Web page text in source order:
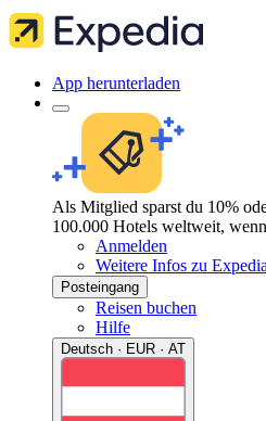
App herunterladen
Als Mitglied sparst du 10%
100.000 Hotels weltweit,
Anmelden
Weitere Infos zu
Posteingang
Reisen buchen
Hilfe
Deutsch · EUR · AT